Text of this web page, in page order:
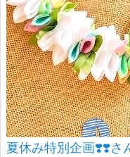
夏休み特別企画❣️❣️さ